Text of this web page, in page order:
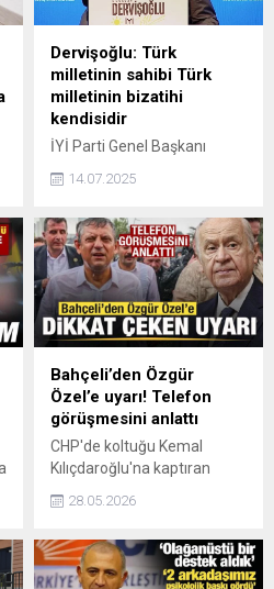
Dervişoğlu: Türk
milletinin sahibi Türk
milletinin bizatihi
kendisidir
İYİ Parti Genel Başkanı
milletinin sahibi Türk
Türk milleti kendi geleceğini
kimsenin kibirle kurulmuş
stratejilerine teslim
etmeyecektir dedi.
14.07.2025
Bahçeli’den Özgür
Özel’e uyarı! Telefon
görüşmesini anlattı
CHP'de koltuğu Kemal
Kılıçdaroğlu'na kaptıran
Devlet Bahçeli ile yaptığı
detaylarını
açıkladı.Bahçeli'nin uyarısı
28.05.2026